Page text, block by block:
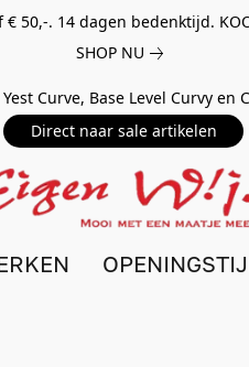
50,-. 14 dagen bedenktijd.
SHOP NU
Curve, Base Level Curvy
Direct naar sale artikelen